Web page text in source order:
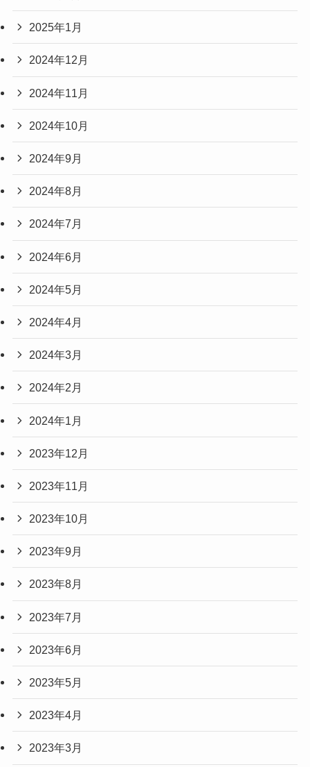
2025年3月
2025年2月
2025年1月
2024年12月
2024年11月
2024年10月
2024年9月
2024年8月
2024年7月
2024年6月
2024年5月
2024年4月
2024年3月
2024年2月
2024年1月
2023年12月
2023年11月
2023年10月
2023年9月
2023年8月
2023年7月
2023年6月
2023年5月